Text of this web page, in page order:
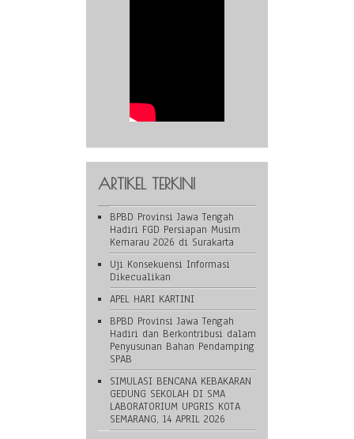
ARTIKEL TERKINI
BPBD Provinsi Jawa Tengah
Hadiri FGD Persiapan Musim
Kemarau 2026 di Surakarta
Uji Konsekuensi Informasi
Dikecualikan
APEL HARI KARTINI
BPBD Provinsi Jawa Tengah
Hadiri dan Berkontribusi dalam
Penyusunan Bahan Pendamping
SPAB
SIMULASI BENCANA KEBAKARAN
GEDUNG SEKOLAH DI SMA
LABORATORIUM UPGRIS KOTA
SEMARANG, 14 APRIL 2026